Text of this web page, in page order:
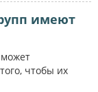
имеют
чтобы их